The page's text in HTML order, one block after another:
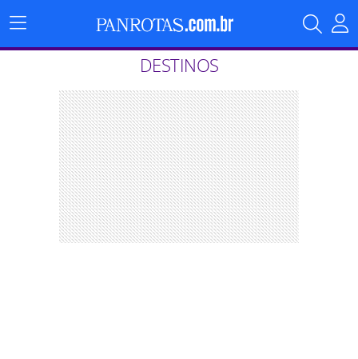
Menu
Principal
DESTINOS